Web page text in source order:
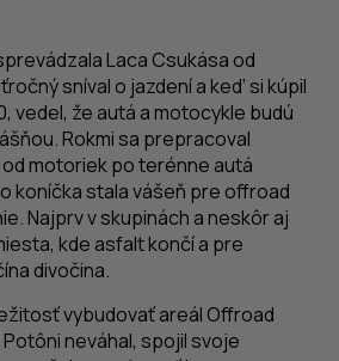
Laca Csukása od
sníval o jazdení a keď si kúpil
vedel, že autá a motocykle budú
Rokmi sa prepracoval
motoriek po terénne autá
koníčka stala vášeň pre offroad
Najprv v skupinách a neskôr aj
kde asfalt končí a pre
divočina.
vybudovať areál Offroad
neváhal, spojil svoje